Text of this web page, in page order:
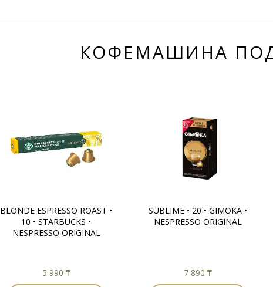
КОФЕМАШИНА
BLONDE ESPRESSO ROAST •
10 • STARBUCKS •
NESPRESSO ORIGINAL
5 990 ₸
SUBLIME • 20 • GIMOKA •
NESPRESSO ORIGINAL
7 890 ₸